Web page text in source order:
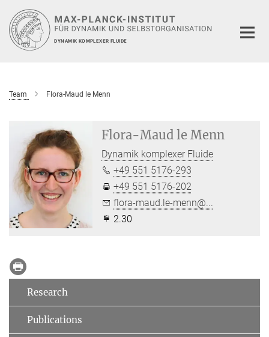
Hauptinhalt
DYNAMIK KOMPLEXER FLUIDE
Team Flora-Maud le Menn
Flora-Maud le Menn
Dynamik komplexer Fluide
+49 551 5176-293
+49 551 5176-202
flora-maud.le-menn@...
2.30
Research
Publications